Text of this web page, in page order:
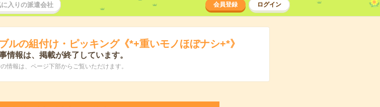
に入りの派遣会社 会員登録 ログイン
ルの組付け・ピッキング《*+重いモノほぼナシ+*》
情報は、掲載が終了しています。
情報は、ページ下部からご覧いただけます。